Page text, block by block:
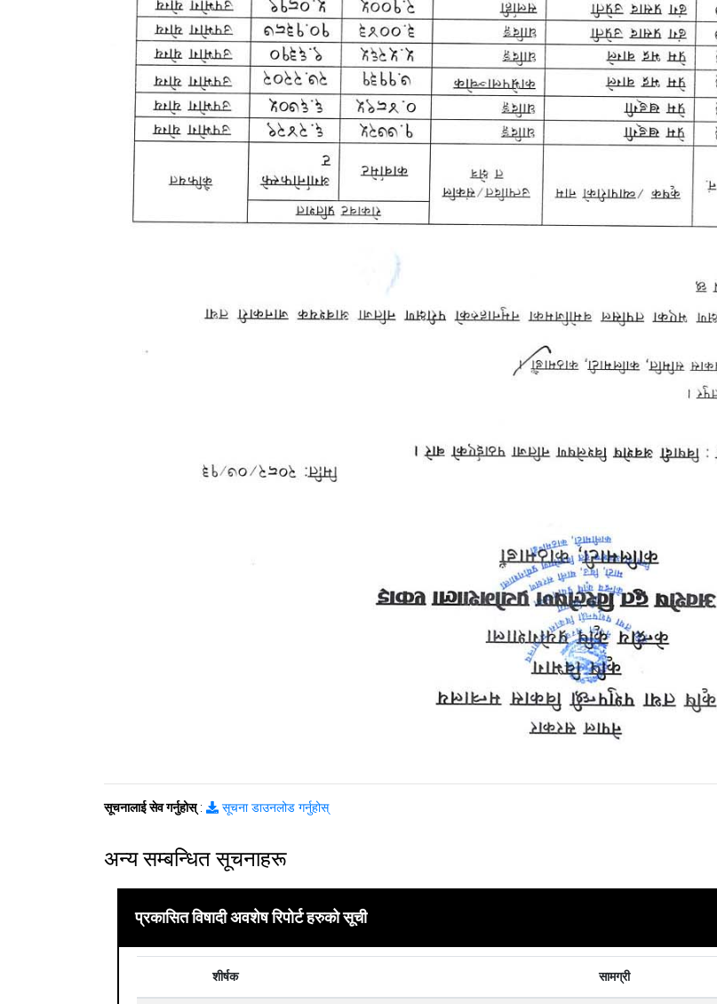
सूचनालाई सेव गर्नुहोस्: सूचना डाउनलोड गर्नुहोस्
अन्य सम्बन्धित सूचनाहरू
प्रकासित विषादी अवशेष रिपोर्ट हरुको सूची
शीर्षक सामग्री